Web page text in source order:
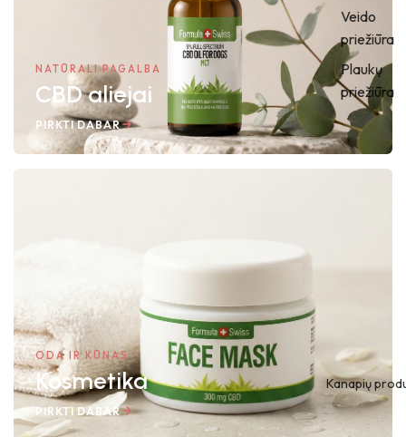
Veido
priežiūra
Plaukų
priežiūra
Kanapių
NATŪRALI PAGALBA
CBD aliejai
PIRKTI DABAR
ODA IR KŪNAS
Kosmetika
PIRKTI DABAR